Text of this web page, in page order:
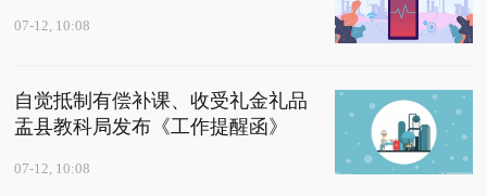
07-12, 10:08
自觉抵制有偿补课、收受礼金礼品
盂县教科局发布《工作提醒函》
07-12, 10:08